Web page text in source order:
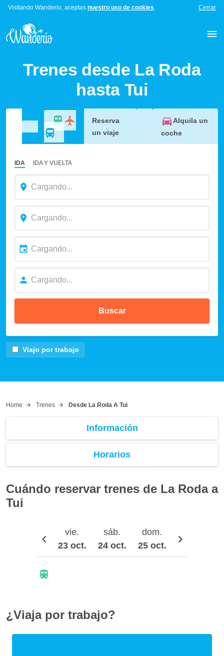
Visitando Wanderio, aceptas nuestro uso de cookies. Cerrar
Trenes desde La Roda
hasta Tui
Reserva
un viaje
Alquila un
coche
IDA IDA Y VUELTA
Buscar
Viajo por trabajo
Home Trenes Desde La Roda A Tui
Información
Horarios
Cuándo reservar trenes de La Roda a
Tui
vie.
23 oct.
sáb.
24 oct.
dom.
25 oct.
26 oct.
¿Viaja por trabajo?